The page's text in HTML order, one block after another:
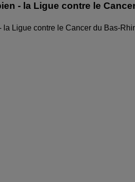
- la Ligue contre le
la Ligue contre le Cancer du Bas-